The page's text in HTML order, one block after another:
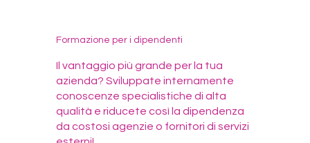
Formazione per i dipendenti
Il vantaggio più grande per la tua
azienda? Sviluppate internamente
conoscenze specialistiche di alta
qualità e riducete così la dipendenza
da costosi agenzie o fornitori di servizi